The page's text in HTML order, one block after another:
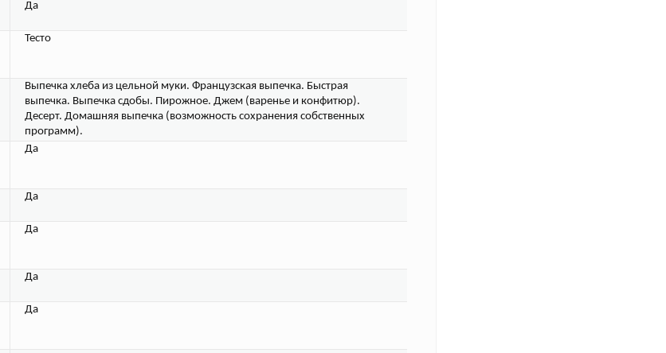
Да
Тесто
Выпечка хлеба из цельной муки. Французская выпечка. Быстрая
выпечка. Выпечка сдобы. Пирожное. Джем (варенье и конфитюр).
Десерт. Домашняя выпечка (возможность сохранения собственных
программ).
Да
Да
Да
Да
Да